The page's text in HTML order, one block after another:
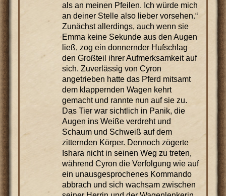
als an meinen Pfeilen. Ich würde mich
an deiner Stelle also lieber vorsehen.“
Zunächst allerdings, auch wenn sie
Emma keine Sekunde aus den Augen
ließ, zog ein donnernder Hufschlag
den Großteil ihrer Aufmerksamkeit auf
sich. Zuverlässig von Cyron
angetrieben hatte das Pferd mitsamt
dem klappernden Wagen kehrt
gemacht und rannte nun auf sie zu.
Das Tier war sichtlich in Panik, die
Augen ins Weiße verdreht und
Schaum und Schweiß auf dem
zitternden Körper. Dennoch zögerte
Ishara nicht in seinen Weg zu treten,
während Cyron die Verfolgung wie auf
ein unausgesprochenes Kommando
abbrach und sich wachsam zwischen